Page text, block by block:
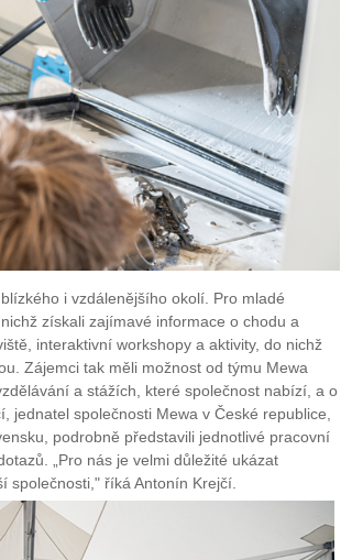
i vzdálenějšího okolí. Pro mladé
získali zajímavé informace o chodu a
interaktivní workshopy a aktivity, do nichž
Zájemci tak měli možnost od týmu Mewa
a stážích, které společnost nabízí, a o
jednatel společnosti Mewa v České republice,
podrobně představili jednotlivé pracovní
„Pro nás je velmi důležité ukázat
společnosti," říká Antonín Krejčí.